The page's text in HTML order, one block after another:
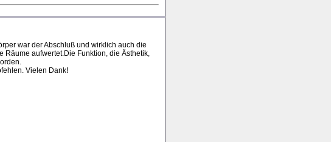
war der Abschluß und wirklich auch die
Räume aufwertet.Die Funktion, die Ästhetik,
Vielen Dank!